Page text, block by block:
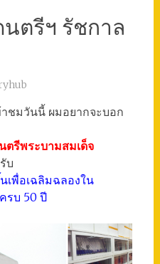
ตรีฯ รัชกาล
ชมวันนี้ ผมอยากจะบอก
ตรีพระบามสมเด็จ
บ
เพื่อเฉลิมฉลองใน
รบ 50 ปี